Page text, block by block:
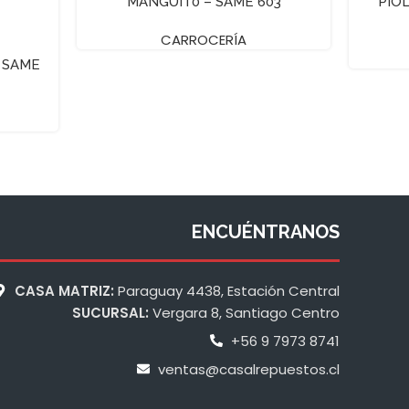
CARROCERÍA
ENCUÉNTRANOS
CASA MATRIZ: Paraguay 4438, Estación Central
SUCURSAL: Vergara 8, Santiago Centro
+56 9 7973 8741
ventas@casalrepuestos.cl